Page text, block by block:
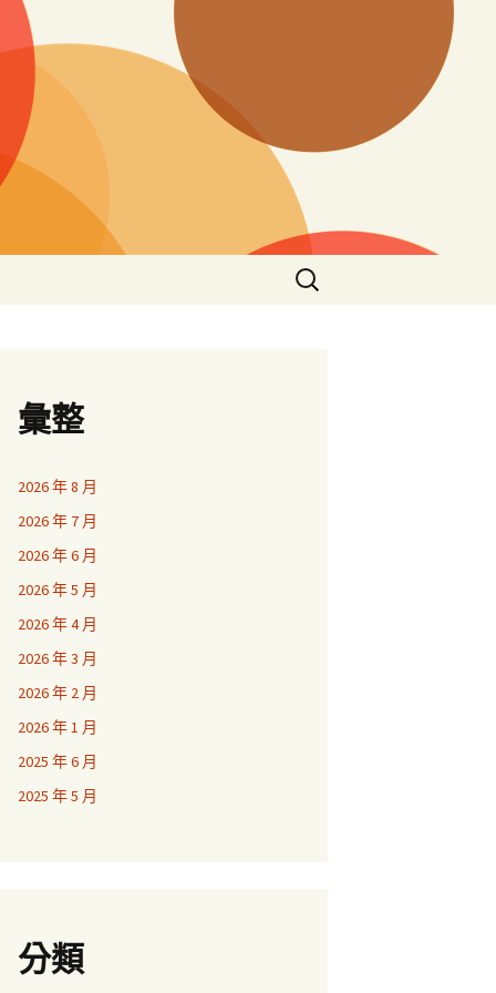
搜
尋
彙整
2026 年 8 月
2026 年 7 月
2026 年 6 月
2026 年 5 月
2026 年 4 月
2026 年 3 月
2026 年 2 月
2026 年 1 月
2025 年 6 月
2025 年 5 月
分類